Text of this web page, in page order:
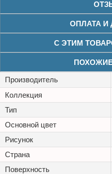
ОПЛАТА И
С ЭТИМ
Производитель
Коллекция
Тип
Основной цвет
Рисунок
Страна
Поверхность